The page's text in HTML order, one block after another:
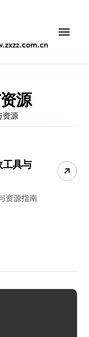
源
资源
工具与
资源指南